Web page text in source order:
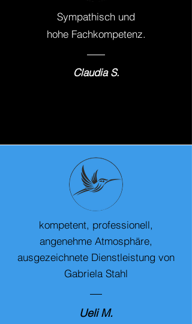
Sympathisch und
hohe Fachkompetenz.
Claudia S.
kompetent, professionell,
angenehme Atmosphäre,
ausgezeichnete Dienstleistung von
Gabriela Stahl
Ueli M.